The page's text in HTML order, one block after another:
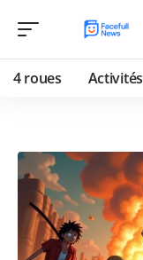
4 roues Activités